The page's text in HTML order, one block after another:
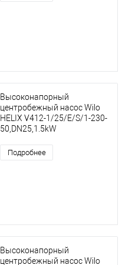
Высоконапорный
центробежный насос Wilo
HELIX V412-1/25/E/S/1-230-
50,DN25,1.5kW
Подробнее
Высоконапорный
центробежный насос Wilo